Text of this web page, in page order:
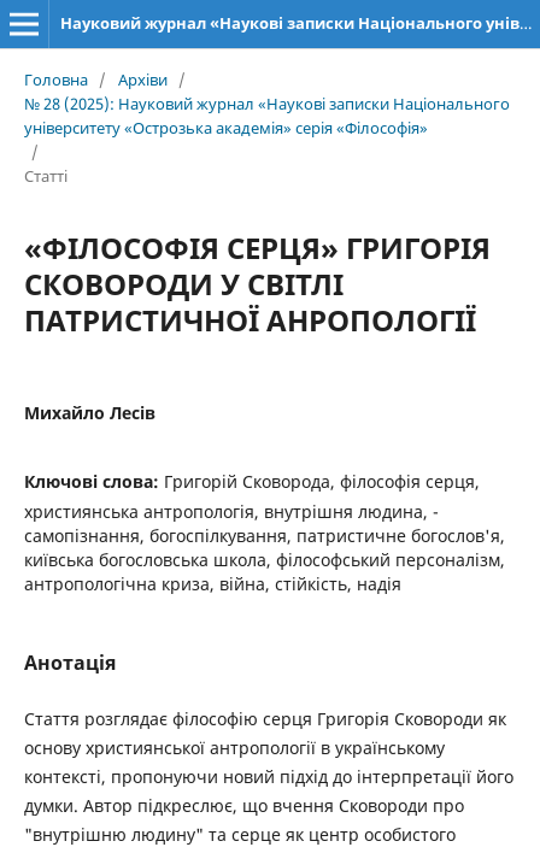
Науковий журнал «Наукові записки Національного університету «Острозька академія»: серія «Філософія»
Головна / Архіви /
№ 28 (2025): Науковий журнал «Наукові записки Національного
університету «Острозька академія» серія «Філософія»
/
Статті
«ФІЛОСОФІЯ СЕРЦЯ» ГРИГОРІЯ
СКОВОРОДИ У СВІТЛІ
ПАТРИСТИЧНОЇ АНРОПОЛОГІЇ
Михайло Лесів
Ключові слова: Григорій Сковорода, філософія серця,
християнська антропологія, внутрішня людина, ­
самопізнання, богоспілкування, патристичне богослов'я,
київська богословська школа, філософський персоналізм,
антропологічна криза, війна, стійкість, надія
Анотація
Стаття розглядає філософію серця Григорія Сковороди як
основу християнської антропології в українському
контексті, пропонуючи новий підхід до інтерпретації його
думки. Автор підкреслює, що вчення ­Сковороди про
"внутрішню людину" та серце як центр особистого